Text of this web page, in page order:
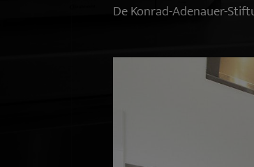
De Konrad-Adenauer-